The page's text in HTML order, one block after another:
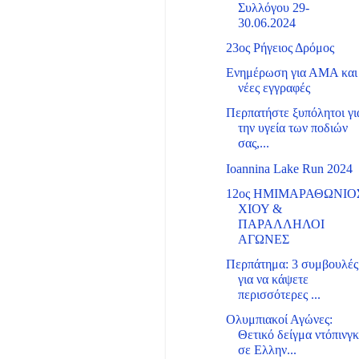
Συλλόγου 29-
30.06.2024
23ος Ρήγειος Δρόμος
Ενημέρωση για ΑΜΑ και
νέες εγγραφές
Περπατήστε ξυπόλητοι
την υγεία των ποδιών
σας,...
Ioannina Lake Run 2024
12ος
ΧΙΟΥ &
ΠΑΡΑΛΛΗΛΟΙ
ΑΓΩΝΕΣ
Περπάτημα: 3 συμβουλές
για να κάψετε
περισσότερες ...
Ολυμπιακοί Αγώνες:
Θετικό δείγμα ντόπινγκ
σε Ελλην...